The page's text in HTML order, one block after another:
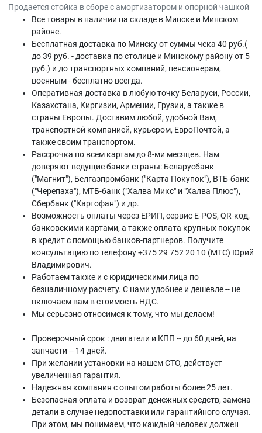
Продается стойка в сборе с амортизатором и опорной чашкой
Все товары в наличии на складе в Минскe и Минском
районе.
Бесплатная доставка по Минску от суммы чека 40 руб.(
до 39 руб. - доставка по столице и Минскому району от 5
руб.) и до транспортных компаний, пенсионерам,
военным - бесплатно всегда.
Оперативная доставка в любую точку Беларуси, России,
Казахстана, Киргизии, Армении, Грузии, а также в
страны Европы. Доставим любой, удобной Вам,
транспортной компанией, курьером, ЕвроПочтой, а
также своим транспортом.
Рассрочка по всем картам до 8-ми месяцев. Нам
доверяют ведущие банки страны: Беларусбанк
("Магнит"), Белгазпромбанк ("Карта Покупок"), ВТБ-банк
("Черепаха"), МТБ-банк ("Халва Микс" и "Халва Плюс"),
Сбербанк ("Картофан") и др.
Возможность оплаты через ЕРИП, сервис E-POS, QR-код,
банковскими картами, а также оплата крупных покупок
в кредит с помощью банков-партнеров. Получите
консультацию по телефону +375 29 752 20 10 (МТС) Юрий
Владимирович.
Работаем также и с юридическими лица по
безналичному расчету. С нами удобнее и дешевле -- не
включаем вам в стоимость НДС.
Мы серьезно относимся к тому, что мы делаем!
Проверочный срок : двигатели и КПП -- до 60 дней, на
запчасти -- 14 дней.
При желании установки на нашем СТО, действует
увеличенная гарантия.
Надежная компания с опытом работы более 25 лет.
Безопасная оплата и возврат денежных средств, замена
детали в случае недопоставки или гарантийного случая.
При этом, мы понимаем, что каждый человек должен